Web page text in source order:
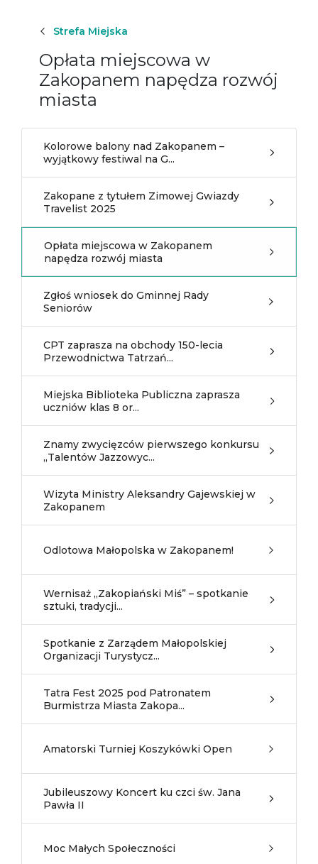
Strefa Miejska
Opłata miejscowa w
Zakopanem napędza rozwój
miasta
Kolorowe balony nad Zakopanem –
wyjątkowy festiwal na G...
Zakopane z tytułem Zimowej Gwiazdy
Travelist 2025
Opłata miejscowa w Zakopanem
napędza rozwój miasta
Zgłoś wniosek do Gminnej Rady
Seniorów
CPT zaprasza na obchody 150-lecia
Przewodnictwa Tatrzań...
Miejska Biblioteka Publiczna zaprasza
uczniów klas 8 or...
Znamy zwycięzców pierwszego konkursu
„Talentów Jazzowyc...
Wizyta Ministry Aleksandry Gajewskiej w
Zakopanem
Odlotowa Małopolska w Zakopanem!
Wernisaż „Zakopiański Miś” – spotkanie
sztuki, tradycji...
Spotkanie z Zarządem Małopolskiej
Organizacji Turystycz...
Tatra Fest 2025 pod Patronatem
Burmistrza Miasta Zakopa...
Amatorski Turniej Koszykówki Open
Jubileuszowy Koncert ku czci św. Jana
Pawła II
Moc Małych Społeczności